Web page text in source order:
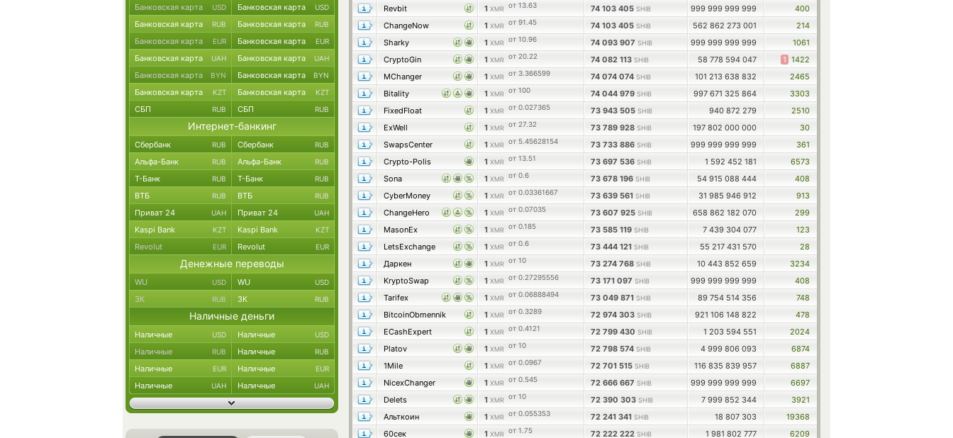
Revbit
1 XMR от 13.63 74 103 405 SHIB 999 999 999 999
400
ChangeNow
1 XMR от 91.45 74 103 405 SHIB 562 862 273 001
214
Sharky
1 XMR от 10.96 74 093 907 SHIB 999 999 999 999
1061
CryptoGin
1 XMR от 20.22 74 082 113 SHIB 58 778 594 047 1 1422
MChanger
1 XMR от 3.366599 74 074 074 SHIB 101 213 638 832
2465
Bitality
1 XMR от 100 74 044 979 SHIB 997 671 325 864
3303
FixedFloat
1 XMR от 0.027365 73 943 505 SHIB 940 872 279
2510
ExWell
1 XMR от 27.32 73 789 928 SHIB 197 802 000 000
30
SwapsCenter
1 XMR от 5.45628154 73 733 886 SHIB 999 999 999 999
361
Crypto-Polis
1 XMR от 13.51 73 697 536 SHIB 1 592 452 181
6573
Sona
1 XMR от 0.6 73 678 196 SHIB 54 915 088 444
408
CyberMoney
1 XMR от 0.03361667 73 639 561 SHIB 31 985 946 912
913
ChangeHero
1 XMR от 0.07035 73 607 925 SHIB 658 862 182 070
299
MasonEx
1 XMR от 0.185 73 585 119 SHIB 7 439 304 077
123
LetsExchange
1 XMR от 0.6 73 444 121 SHIB 55 217 431 570
28
Даркен
1 XMR от 10 73 274 768 SHIB 10 443 852 659
3234
KryptoSwap
1 XMR от 0.27295556 73 171 097 SHIB 999 999 999 999
408
Tarifex
1 XMR от 0.06888494 73 049 871 SHIB 89 754 514 356
748
BitcoinObmennik
1 XMR от 0.3289 72 974 303 SHIB 921 106 148 822
478
ECashExpert
1 XMR от 0.4121 72 799 430 SHIB 1 203 594 551
2024
Platov
1 XMR от 10 72 798 574 SHIB 4 999 806 093
6874
1Mile
1 XMR от 0.0967 72 701 515 SHIB 116 835 839 957
6887
NicexChanger
1 XMR от 0.545 72 666 667 SHIB 999 999 999 999
6697
Delets
1 XMR от 10 72 390 303 SHIB 7 999 852 344
3921
Альткоин
1 XMR от 0.055353 72 241 341 SHIB 18 807 303
19368
60сек
1 XMR от 1.75 72 222 222 SHIB 1 981 802 777
6209
Банковская карта USD Банковская карта USD
Банковская карта RUB Банковская карта RUB
Банковская карта EUR Банковская карта EUR
Банковская карта UAH Банковская карта UAH
Банковская карта BYN Банковская карта BYN
Банковская карта KZT Банковская карта KZT
СБП RUB СБП RUB
Интернет-банкинг
Сбербанк RUB Сбербанк RUB
Альфа-Банк RUB Альфа-Банк RUB
Т-Банк RUB Т-Банк RUB
ВТБ RUB ВТБ RUB
Приват 24 UAH Приват 24 UAH
Kaspi Bank KZT Kaspi Bank KZT
Revolut EUR Revolut EUR
Денежные переводы
WU USD WU USD
ЗК RUB ЗК RUB
Наличные деньги
Наличные USD Наличные USD
Наличные RUB Наличные RUB
Наличные EUR Наличные EUR
Наличные UAH Наличные UAH